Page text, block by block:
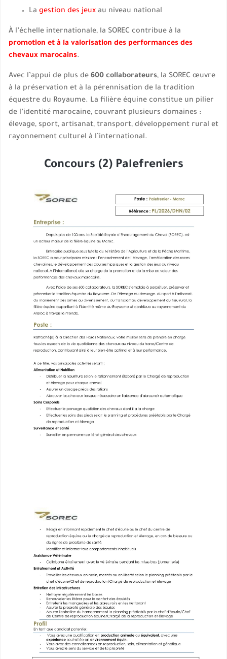
La gestion des jeux au niveau national
À l’échelle internationale, la SOREC contribue à la
promotion et à la valorisation des performances des
chevaux marocains.
Avec l’appui de plus de 600 collaborateurs, la SOREC œuvre
à la préservation et à la pérennisation de la tradition
équestre du Royaume. La filière équine constitue un pilier
de l’identité marocaine, couvrant plusieurs domaines :
élevage, sport, artisanat, transport, développement rural et
rayonnement culturel à l’international.
Concours (2) Palefreniers